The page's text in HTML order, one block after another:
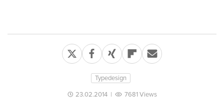
Typedesign
23.02.2014 | 7681 Views